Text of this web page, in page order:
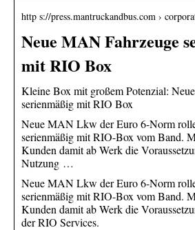
http s://press.mantruckandbus.com ›
Neue MAN Fahrzeuge
mit RIO Box
Kleine Box mit großem Potenzial:
serienmäßig mit RIO Box
Neue MAN Lkw der Euro 6-Norm
serienmäßig mit RIO-Box vom Band.
Kunden damit ab Werk die
Nutzung …
Neue MAN Lkw der Euro 6-Norm
serienmäßig mit RIO-Box vom Band.
Kunden damit ab Werk die
der RIO Services.